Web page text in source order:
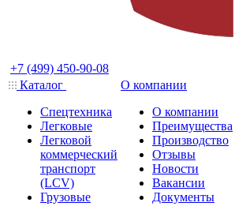
+7 (499) 450-90-08
Каталог
Спецтехника
Легковые
Легковой
коммерческий
транспорт
(LCV)
Грузовые
О компании
О компании
Преимущества
Производство
Отзывы
Новости
Вакансии
Документы